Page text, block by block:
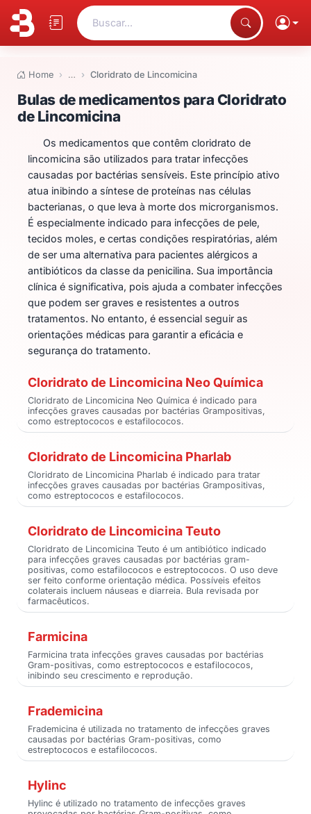
Buscar...
Home … Cloridrato de Lincomicina
Bulas de medicamentos para
Bulas de medicamentos para Cloridrato
de Lincomicina
Os medicamentos que contêm cloridrato de
lincomicina são utilizados para tratar infecções
causadas por bactérias sensíveis. Este princípio ativo
atua inibindo a síntese de proteínas nas células
bacterianas, o que leva à morte dos microrganismos.
É especialmente indicado para infecções de pele,
tecidos moles, e certas condições respiratórias, além
de ser uma alternativa para pacientes alérgicos a
antibióticos da classe da penicilina. Sua importância
clínica é significativa, pois ajuda a combater infecções
que podem ser graves e resistentes a outros
tratamentos. No entanto, é essencial seguir as
orientações médicas para garantir a eficácia e
segurança do tratamento.
Cloridrato de Lincomicina Neo Química
Cloridrato de Lincomicina Neo Química é indicado para
infecções graves causadas por bactérias Grampositivas,
como estreptococos e estafilococos.
Cloridrato de Lincomicina Pharlab
Cloridrato de Lincomicina Pharlab é indicado para tratar
infecções graves causadas por bactérias Grampositivas,
como estreptococos e estafilococos.
Cloridrato de Lincomicina Teuto
Cloridrato de Lincomicina Teuto é um antibiótico indicado
para infecções graves causadas por bactérias gram-
positivas, como estafilococos e estreptococos. O uso deve
ser feito conforme orientação médica. Possíveis efeitos
colaterais incluem náuseas e diarreia. Bula revisada por
farmacêuticos.
Farmicina
Farmicina trata infecções graves causadas por bactérias
Gram-positivas, como estreptococos e estafilococos,
inibindo seu crescimento e reprodução.
Frademicina
Frademicina é utilizada no tratamento de infecções graves
causadas por bactérias Gram-positivas, como
estreptococos e estafilococos.
Hylinc
Hylinc é utilizado no tratamento de infecções graves